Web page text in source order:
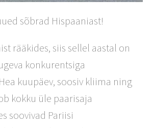
sõbrad Hispaaniast!
rääkides, siis sellel aastal on
konkurentsiga
kuupäev, soosiv kliima ning
kokku üle paarisaja
soovivad Pariisi